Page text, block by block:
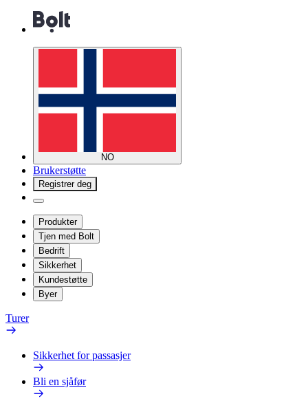
NO
Brukerstøtte
Registrer deg
Produkter
Tjen med Bolt
Bedrift
Sikkerhet
Kundestøtte
Byer
Turer
Sikkerhet for passasjer
Bli en sjåfør